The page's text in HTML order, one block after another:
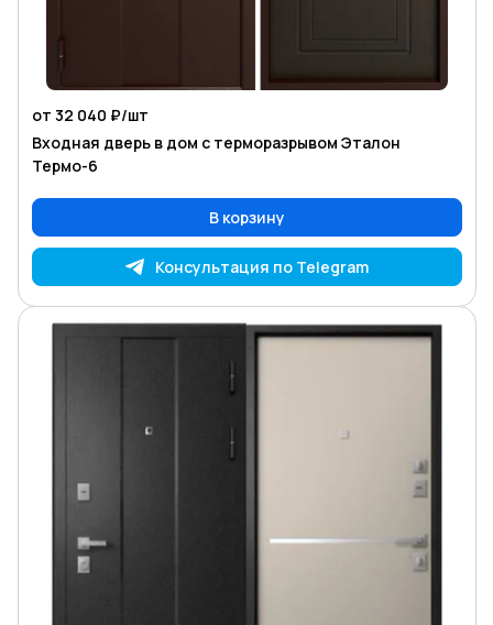
от 32 040 ₽/шт
Входная дверь в дом с терморазрывом Эталон
Термо-6
В корзину
Консультация по Telegram